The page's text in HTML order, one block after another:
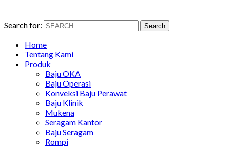
Search for: Search
Home
Tentang Kami
Produk
Baju OKA
Baju Operasi
Konveksi Baju Perawat
Baju Klinik
Mukena
Seragam Kantor
Baju Seragam
Rompi